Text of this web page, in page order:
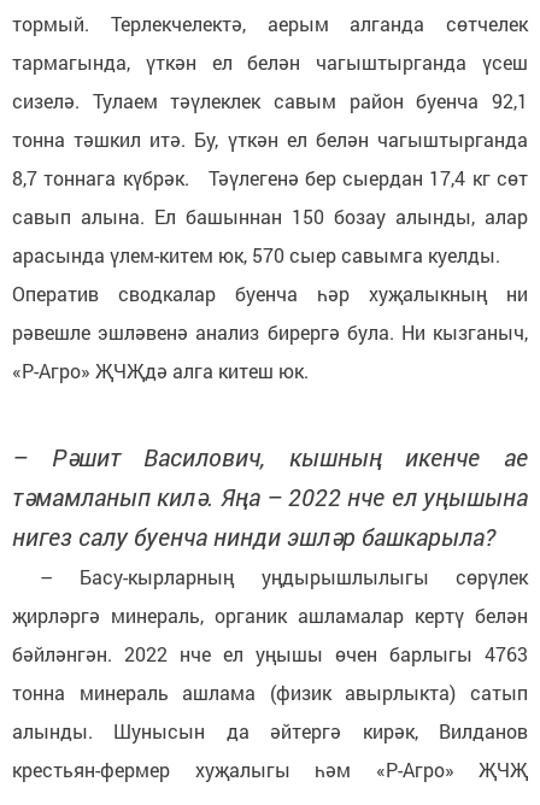
тормый. Терлекчелектә, аерым алганда сөтчелек
тармагында, үткән ел белән чагыштырганда үсеш
сизелә. Тулаем тәүлеклек савым район буенча 92,1
тонна тәшкил итә. Бу, үткән ел белән чагыштырганда
8,7 тоннага күбрәк. Тәүлегенә бер сыердан 17,4 кг сөт
савып алына. Ел башыннан 150 бозау алынды, алар
арасында үлем-китем юк, 570 сыер савымга куелды.
Оператив сводкалар буенча һәр хуҗалыкның ни
рәвешле эшләвенә анализ бирергә була. Ни кызганыч,
«Р-Агро» ҖЧҖдә алга китеш юк.
– Рәшит Василович, кышның икенче ае
тәмамланып килә. Яңа – 2022 нче ел уңышына
нигез салу буенча нинди эшләр башкарыла?
– Басу-кырларның уңдырышлылыгы сөрүлек
җирләргә минераль, органик ашламалар кертү белән
бәйләнгән. 2022 нче ел уңышы өчен барлыгы 4763
тонна минераль ашлама (физик авырлыкта) сатып
алынды. Шунысын да әйтергә кирәк, Вилданов
крестьян-фермер хуҗалыгы һәм «Р-Агро» ҖЧҖ